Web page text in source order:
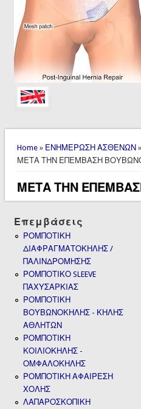
You are here
Home» ΕΝΗΜΕΡΩΣΗ ΑΣΘΕΝΩΝ »
ΜΕΤΑ ΤΗΝ ΕΠΕΜΒΑΣΗ
ΜΕΤΑ ΤΗΝ
Επεμβάσεις
ΡΟΜΠΟΤΙΚΗ
ΔΙΑΦΡΑΓΜΑΤΟΚΗΛΗΣ /
ΠΑΛΙΝΔΡΟΜΗΣΗΣ
ΡΟΜΠΟΤΙΚΟ SLEEVE
ΠΑΧΥΣΑΡΚΙΑΣ
ΡΟΜΠΟΤΙΚΗ
ΒΟΥΒΩΝΟΚΗΛΗΣ - ΚΗΛΗΣ
ΑΘΛΗΤΩΝ
ΡΟΜΠΟΤΙΚΗ
ΚΟΙΛΙΟΚΗΛΗΣ -
ΟΜΦΑΛΟΚΗΛΗΣ
ΡΟΜΠΟΤΙΚΗ ΑΦΑΙΡΕΣΗ
ΧΟΛΗΣ
ΛΑΠΑΡΟΣΚΟΠΙΚΗ